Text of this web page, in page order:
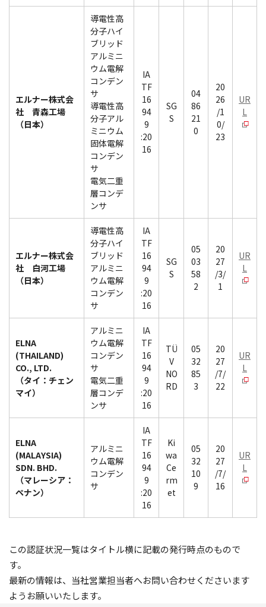
エルナー株式会
社 青森工場
（日本）
導電性高
分子ハイ
ブリッド
アルミニ
ウム電解
コンデン
サ
導電性高
分子アル
ミニウム
固体電解
コンデン
サ
電気二重
層コンデ
ンサ
IA
TF
16
94
9
:20
16
SG
S
04
86
21
0
20
26
/1
0/
23
UR
L
エルナー株式会
社 白河工場
（日本）
導電性高
分子ハイ
ブリッド
アルミニ
ウム電解
コンデン
サ
IA
TF
16
94
9
:20
16
SG
S
05
03
58
2
20
27
/3/
1
UR
L
ELNA
(THAILAND)
CO., LTD.
（タイ：チェン
マイ）
アルミニ
ウム電解
コンデン
サ
電気二重
層コンデ
ンサ
IA
TF
16
94
9
:20
16
TÜ
V
NO
RD
05
32
85
3
20
27
/7/
22
UR
L
ELNA
(MALAYSIA)
SDN. BHD.
（マレーシア：
ペナン）
アルミニ
ウム電解
コンデン
サ
IA
TF
16
94
9
:20
16
Ki
wa
Ce
rm
et
05
32
10
9
20
27
/7/
16
UR
L
この認証状況一覧はタイトル横に記載の発行時点のもので
す。
最新の情報は、当社営業担当者へお問い合わせくださいます
ようお願いいたします。